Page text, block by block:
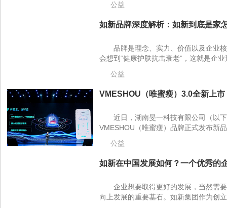
公益
如新品牌深度解析：如新到底是家
品牌是理念、实力、价值以及企业
会想到“健康护肤抗击衰老”，这就是企
公益
VMESHOU（唯蜜瘦）3.0全新上
近日，湖南旻一科技有限公司（以
VMESHOU（唯蜜瘦）品牌正式发布新
公益
如新在中国发展如何？一个优秀的
企业想要取得更好的发展，当然需
向上发展的重要基石。如新集团作为创